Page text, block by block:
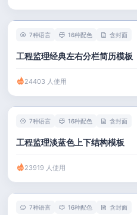
7种语言 16种配色 含封面
工程监理经典左右分栏简历模板
24403 人使用
7种语言 16种配色 含封面
工程监理淡蓝色上下结构模板
23919 人使用
7种语言 16种配色 含封面